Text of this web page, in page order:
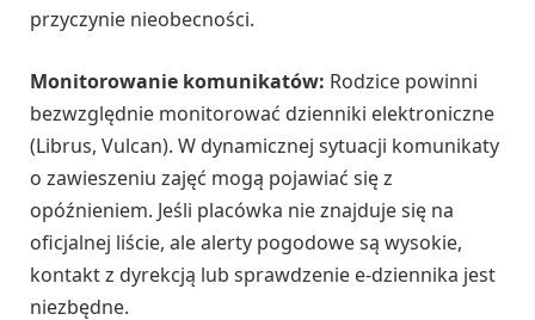
przyczynie nieobecności.
Monitorowanie komunikatów: Rodzice powinni
bezwzględnie monitorować dzienniki elektroniczne
(Librus, Vulcan). W dynamicznej sytuacji komunikaty
o zawieszeniu zajęć mogą pojawiać się z
opóźnieniem. Jeśli placówka nie znajduje się na
oficjalnej liście, ale alerty pogodowe są wysokie,
kontakt z dyrekcją lub sprawdzenie e-dziennika jest
niezbędne.